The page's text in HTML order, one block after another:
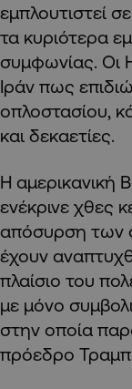
εμπλουτιστεί
τα κυριότερα
συμφωνίας. Οι
Ιράν πως
οπλοστασίου,
και δεκαετίες.
Η
ενέκρινε χθες
απόσυρση των
έχουν
πλαίσιο του
με μόνο
στην οποία
πρόεδρο